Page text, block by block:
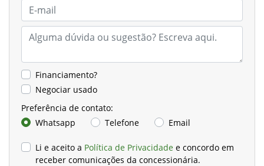
Financiamento?
Negociar usado
Preferência de contato:
Whatsapp
Telefone Email
Li e aceito a Política de Privacidade e concordo em
receber comunicações da concessionária.